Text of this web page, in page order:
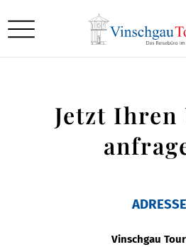
Jetzt Ihren
ADRESSE
Vinschgau